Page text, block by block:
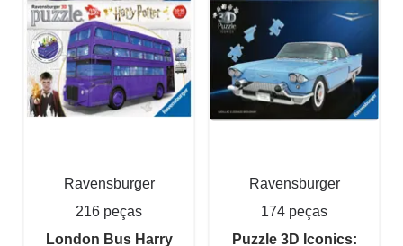
Ravensburger
216 peças
London Bus Harry
Ravensburger
174 peças
Puzzle 3D Iconics: